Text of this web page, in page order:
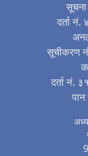
सूचना
दर्ता
सूचीकरण
दर्ता नं.